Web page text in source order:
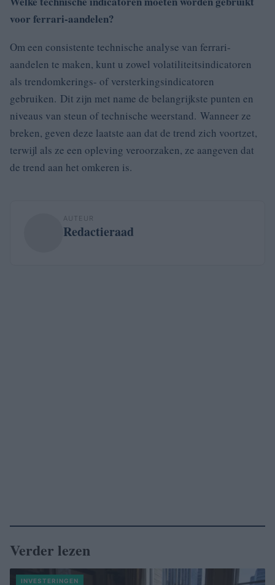
voor ferrari-aandelen?
Om een consistente technische analyse van ferrari-
aandelen te maken, kunt u zowel volatiliteitsindicatoren
als trendomkerings- of versterkingsindicatoren
gebruiken. Dit zijn met name de belangrijkste punten en
niveaus van steun of technische weerstand. Wanneer ze
breken, geven deze laatste aan dat de trend zich voortzet,
terwijl als ze een opleving veroorzaken, ze aangeven dat
de trend aan het omkeren is.
AUTEUR
Redactieraad
Verder lezen
INVESTERINGEN